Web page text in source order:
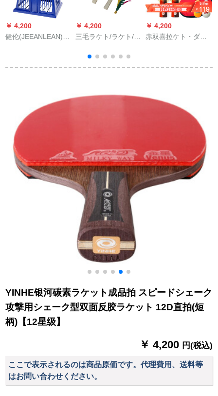
￥ 4,200
健伦(JEEANLEAN)ピ
す。ネコを拾うため
￥ 4,200
三毛ラケト/ラケト/三
￥ 4,200
赤双喜拉ケト・ダブ
ください。2本セト
に2本撮ります。
YINHE银河碳素ラケット成品拍 スピードシェーク
攻撃用シェーク型双面反胶ラケット 12D直拍(短
柄)【12星级】
￥ 4,200 円(税込)
ここで表示されるのは商品原価です。代理費用、送料等
はお問い合わせください。